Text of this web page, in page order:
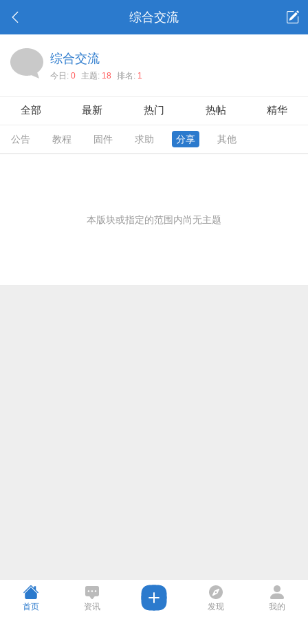
综合交流
综合交流
今日: 0 主题: 18 排名: 1
全部 最新 热门 热帖 精华
公告 教程 固件 求助 分享 其他
本版块或指定的范围内尚无主题
首页 资讯 发现 我的